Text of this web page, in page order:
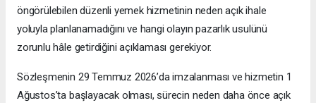
öngörülebilen düzenli yemek hizmetinin neden açık ihale
yoluyla planlanamadığını ve hangi olayın pazarlık usulünü
zorunlu hâle getirdiğini açıklaması gerekiyor.
Sözleşmenin 29 Temmuz 2026’da imzalanması ve hizmetin 1
Ağustos’ta başlayacak olması, sürecin neden daha önce açık